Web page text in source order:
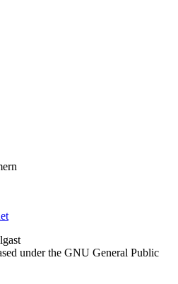
under the GNU General Public